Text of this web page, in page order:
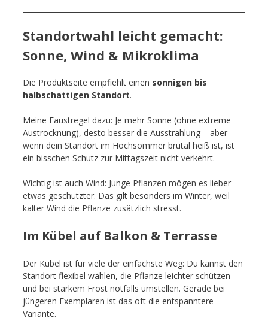
Standortwahl leicht gemacht:
Sonne, Wind & Mikroklima
Die Produktseite empfiehlt einen sonnigen bis
halbschattigen Standort.
Meine Faustregel dazu: Je mehr Sonne (ohne extreme
Austrocknung), desto besser die Ausstrahlung – aber
wenn dein Standort im Hochsommer brutal heiß ist, ist
ein bisschen Schutz zur Mittagszeit nicht verkehrt.
Wichtig ist auch Wind: Junge Pflanzen mögen es lieber
etwas geschützter. Das gilt besonders im Winter, weil
kalter Wind die Pflanze zusätzlich stresst.
Im Kübel auf Balkon & Terrasse
Der Kübel ist für viele der einfachste Weg: Du kannst den
Standort flexibel wählen, die Pflanze leichter schützen
und bei starkem Frost notfalls umstellen. Gerade bei
jüngeren Exemplaren ist das oft die entspanntere
Variante.